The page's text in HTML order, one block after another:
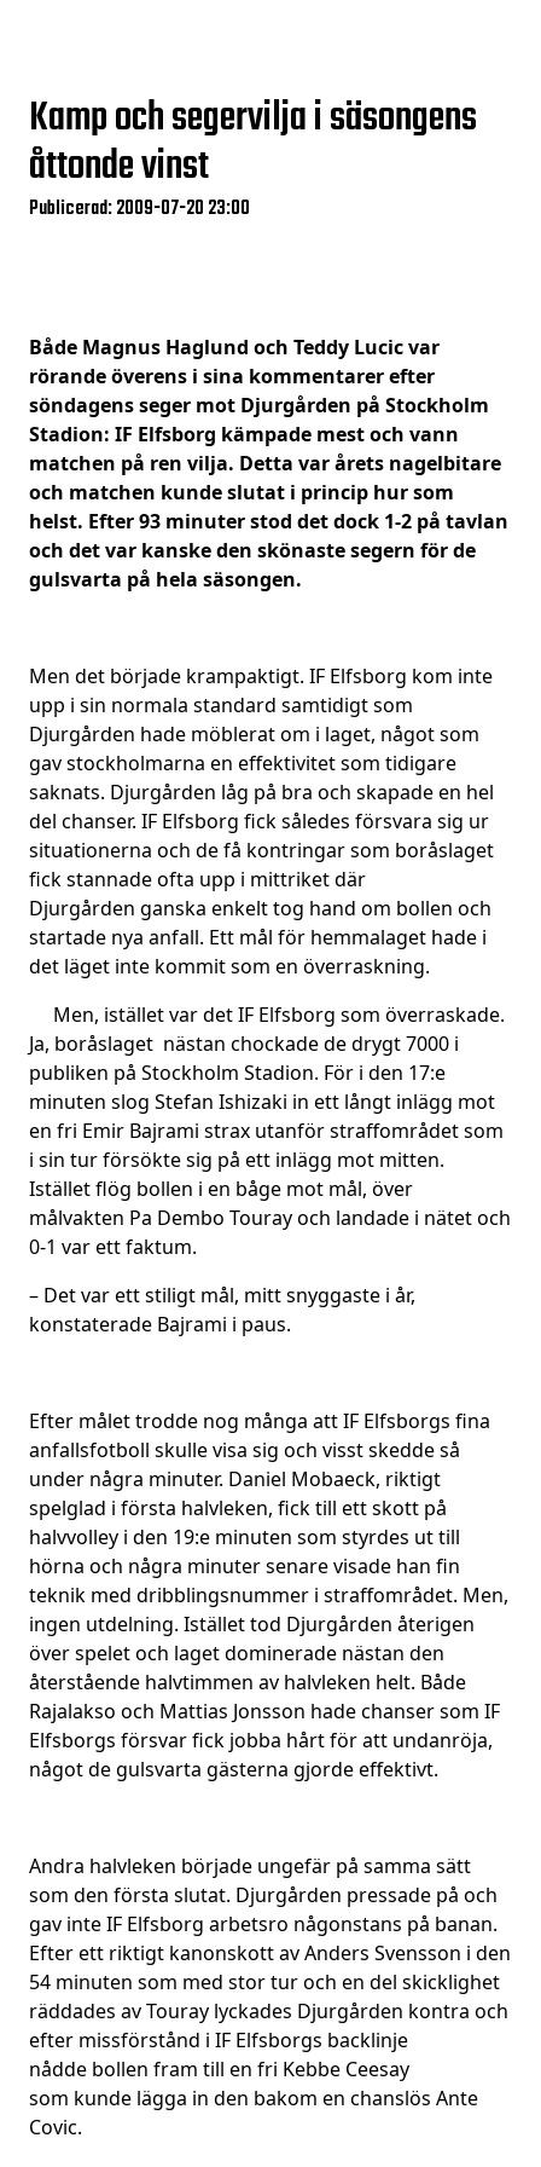
Kamp och segervilja i säsongens
åttonde vinst
Publicerad: 2009-07-20 23:00
Både Magnus Haglund och Teddy Lucic var
rörande överens i sina kommentarer efter
söndagens seger mot Djurgården på Stockholm
Stadion: IF Elfsborg kämpade mest och vann
matchen på ren vilja. Detta var årets nagelbitare
och matchen kunde slutat i princip hur som
helst. Efter 93 minuter stod det dock 1-2 på tavlan
och det var kanske den skönaste segern för de
gulsvarta på hela säsongen.
Men det började krampaktigt. IF Elfsborg kom inte
upp i sin normala standard samtidigt som
Djurgården hade möblerat om i laget, något som
gav stockholmarna en effektivitet som tidigare
saknats. Djurgården låg på bra och skapade en hel
del chanser. IF Elfsborg fick således försvara sig ur
situationerna och de få kontringar som boråslaget
fick stannade ofta upp i mittriket där
Djurgården ganska enkelt tog hand om bollen och
startade nya anfall. Ett mål för hemmalaget hade i
det läget inte kommit som en överraskning.
Men, istället var det IF Elfsborg som överraskade.
Ja, boråslaget nästan chockade de drygt 7000 i
publiken på Stockholm Stadion. För i den 17:e
minuten slog Stefan Ishizaki in ett långt inlägg mot
en fri Emir Bajrami strax utanför straffområdet som
i sin tur försökte sig på ett inlägg mot mitten.
Istället flög bollen i en båge mot mål, över
målvakten Pa Dembo Touray och landade i nätet och
0-1 var ett faktum.
– Det var ett stiligt mål, mitt snyggaste i år,
konstaterade Bajrami i paus.
Efter målet trodde nog många att IF Elfsborgs fina
anfallsfotboll skulle visa sig och visst skedde så
under några minuter. Daniel Mobaeck, riktigt
spelglad i första halvleken, fick till ett skott på
halvvolley i den 19:e minuten som styrdes ut till
hörna och några minuter senare visade han fin
teknik med dribblingsnummer i straffområdet. Men,
ingen utdelning. Istället tod Djurgården återigen
över spelet och laget dominerade nästan den
återstående halvtimmen av halvleken helt. Både
Rajalakso och Mattias Jonsson hade chanser som IF
Elfsborgs försvar fick jobba hårt för att undanröja,
något de gulsvarta gästerna gjorde effektivt.
Andra halvleken började ungefär på samma sätt
som den första slutat. Djurgården pressade på och
gav inte IF Elfsborg arbetsro någonstans på banan.
Efter ett riktigt kanonskott av Anders Svensson i den
54 minuten som med stor tur och en del skicklighet
räddades av Touray lyckades Djurgården kontra och
efter missförstånd i IF Elfsborgs backlinje
nådde bollen fram till en fri Kebbe Ceesay
som kunde lägga in den bakom en chanslös Ante
Covic.